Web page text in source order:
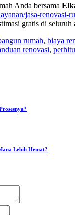
Anda bersama
jasa-renovasi-
gratis di seluruh
rumah, biaya
renovasi,
Lebih Hemat?